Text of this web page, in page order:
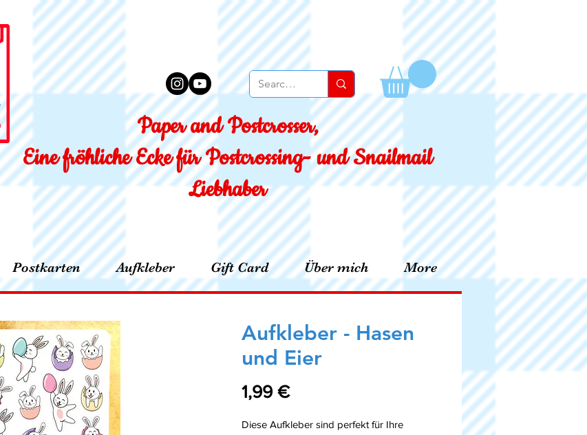
Paper and Postcrosser,
Eine fröhliche Ecke für Postcrossing- und Snailmail
Liebhaber
Postkarten Aufkleber Gift Card Über mich More
Aufkleber - Hasen
und Eier
1,99 €Preis
Diese Aufkleber sind perfekt für Ihre